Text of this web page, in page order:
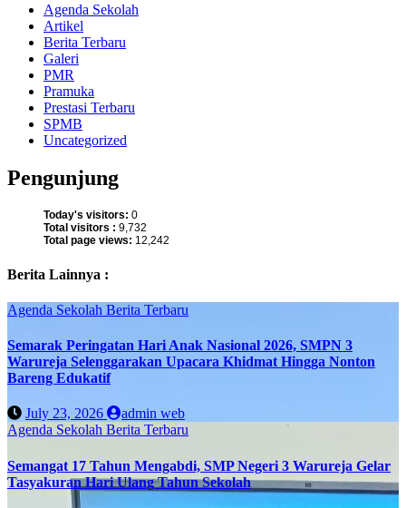
Agenda Sekolah
Artikel
Berita Terbaru
Galeri
PMR
Pramuka
Prestasi Terbaru
SPMB
Uncategorized
Pengunjung
Today's visitors: 0
Total visitors : 9,732
Total page views: 12,242
Berita Lainnya :
Agenda Sekolah Berita Terbaru
Semarak Peringatan Hari Anak Nasional 2026, SMPN 3
Warureja Selenggarakan Upacara Khidmat Hingga Nonton
Bareng Edukatif
July 23, 2026
admin web
Agenda Sekolah Berita Terbaru
Semangat 17 Tahun Mengabdi, SMP Negeri 3 Warureja Gelar
Tasyakuran Hari Ulang Tahun Sekolah